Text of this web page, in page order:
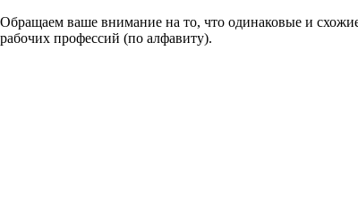
Обращаем ваше внимание на то, что одинаковые и
рабочих профессий (по алфавиту).